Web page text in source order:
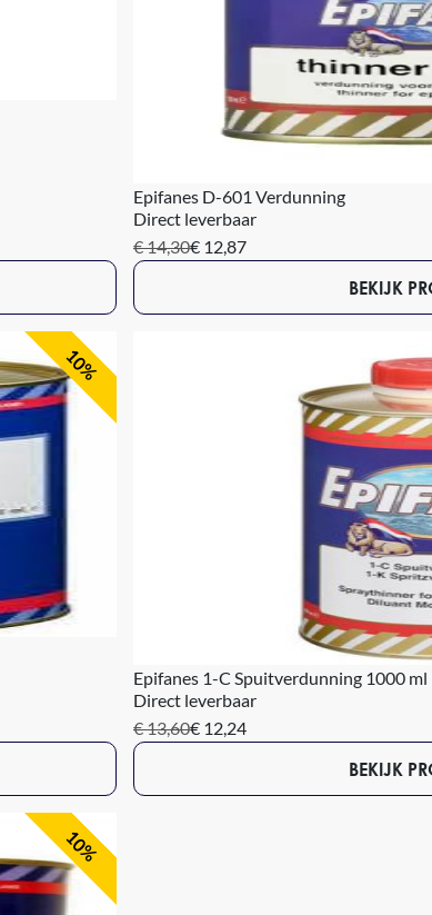
Epifanes D-601 Verdunning
Direct leverbaar
€ 14,30€ 12,87
BEKIJK
10%
Epifanes 1-C Spuitverdunning 1000 ml
Direct leverbaar
€ 13,60€ 12,24
BEKIJK
10%